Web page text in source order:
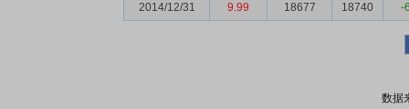
2014/12/31
9.99 18677 18740 -
数据